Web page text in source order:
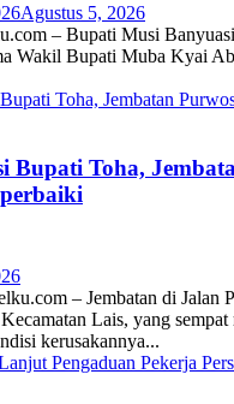
Agustus 5, 2026
– Bupati Musi
Wakil Bupati Muba Kyai
Bupati Toha,
– Jembatan di Jalan
Lais, yang sempat
kerusakannya...